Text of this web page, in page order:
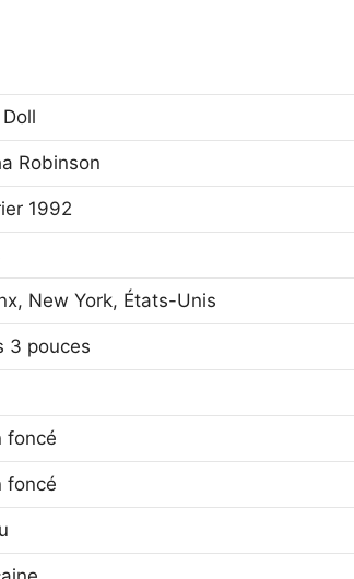
Robinson
1992
New York, États-Unis
3 pouces
foncé
foncé